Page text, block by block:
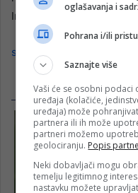
Instituta za istraživanje
slobodna bosna
oglašavanja i
Pohrana i/ili
Saznajte više
Vaši će se osobni podaci
uređaja (kolačiće,
uređaja) može
partnera ili ih može
partneri možemo
geolociranju. Popis
Neki dobavljači mogu
temelju legitimnog
nastavku možete